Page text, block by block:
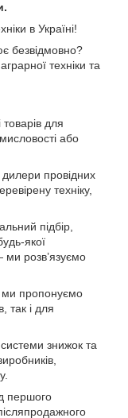
в Україні!
безвідмовно?
техніки та
для
або
провідних
техніку,
підбір,
якої
розв’язуємо
пропонуємо
так і для
знижок та
першого